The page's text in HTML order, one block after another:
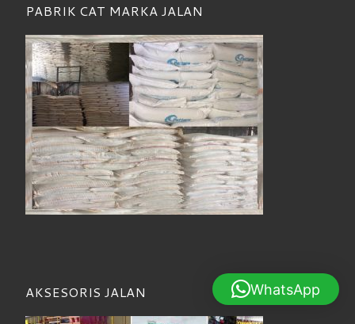
PABRIK CAT MARKA JALAN
AKSESORIS JALAN WhatsApp